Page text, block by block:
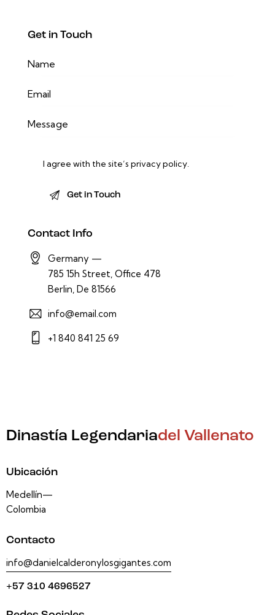
Get in Touch
I agree with the site’sprivacy policy.
Contact Info
Germany —
785 15h Street, Office 478
Berlin, De 81566
info@email.com
+1 840 841 25 69
Dinastía Legendariadel Vallenato
Ubicación
Medellín—
Colombia
Contacto
info@danielcalderonylosgigantes.com
+57 310 4696527